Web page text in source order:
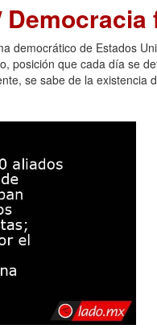
Democracia
democrático de Estados
posición que cada día se
se sabe de la existencia